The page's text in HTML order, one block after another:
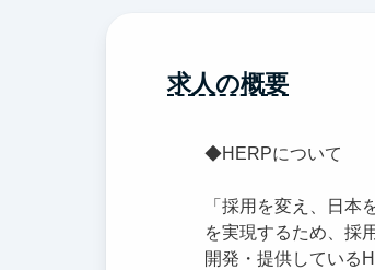
求人の概要
◆HERPについて
「採用を変え、日
を実現するため、採
開発・提供している